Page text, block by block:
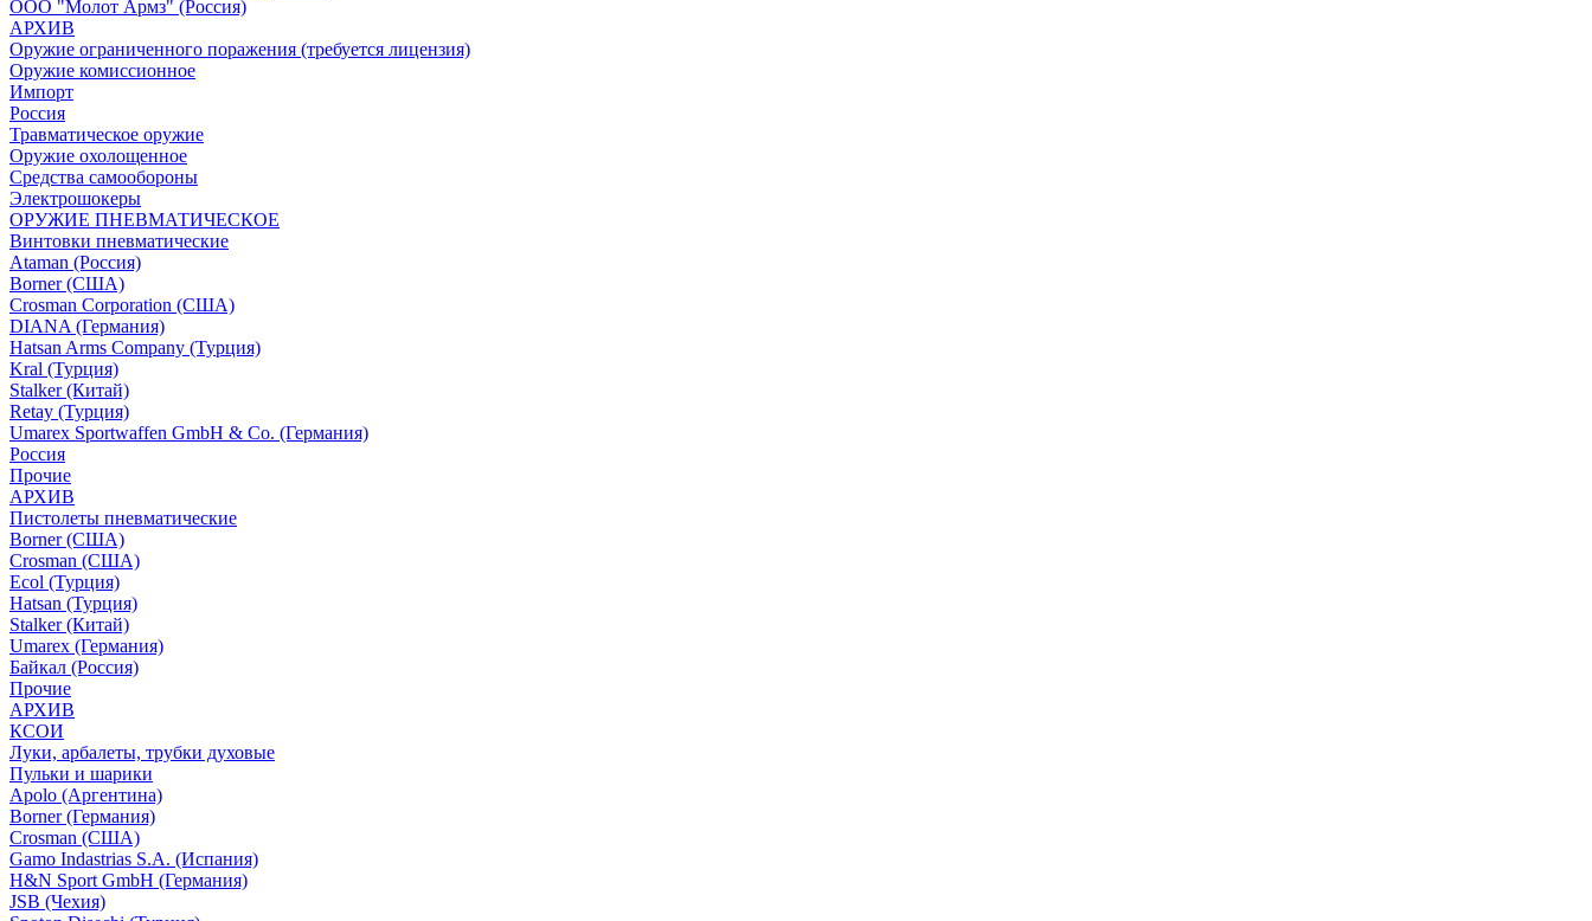
ООО "Молот Армз" (Россия)
АРХИВ
Оружие ограниченного поражения (требуется лицензия)
Оружие комиссионное
Импорт
Россия
Травматическое оружие
Оружие охолощенное
Средства самообороны
Электрошокеры
ОРУЖИЕ ПНЕВМАТИЧЕСКОЕ
Винтовки пневматические
Ataman (Россия)
Borner (США)
Crosman Corporation (США)
DIANA (Германия)
Hatsan Arms Company (Турция)
Kral (Турция)
Stalker (Китай)
Retay (Турция)
Umarex Sportwaffen GmbH & Co. (Германия)
Россия
Прочие
АРХИВ
Пистолеты пневматические
Borner (США)
Crosman (США)
Ecol (Турция)
Hatsan (Турция)
Stalker (Китай)
Umarex (Германия)
Байкал (Россия)
Прочие
АРХИВ
КСОИ
Луки, арбалеты, трубки духовые
Пульки и шарики
Apolo (Аргентина)
Borner (Германия)
Crosman (США)
Gamo Indastrias S.A. (Испания)
H&N Sport GmbH (Германия)
JSB (Чехия)